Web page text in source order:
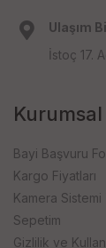
Ulaşım
İstoç 17.
Kurumsal
Bayi Başvuru
Kargo Fiyatları
Kamera Sistemi
Sepetim
Gizlilik ve